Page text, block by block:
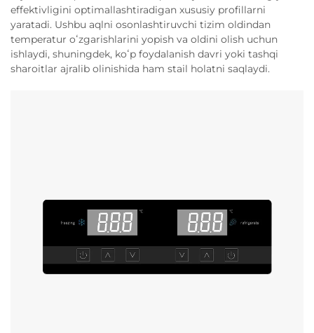
effektivligini optimallashtiradigan xususiy profillarni
yaratadi. Ushbu aqlni osonlashtiruvchi tizim oldindan
temperatur oʻzgarishlarini yopish va oldini olish uchun
ishlaydi, shuningdek, koʻp foydalanish davri yoki tashqi
sharoitlar ajralib olinishida ham stail holatni saqlaydi.